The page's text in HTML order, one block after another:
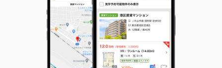
兵庫県明石市朝霧町３丁目
価 格
5.80万円
住 所
兵庫県明石市朝霧町３丁目
専有面積 20.28m²
間取り
1K